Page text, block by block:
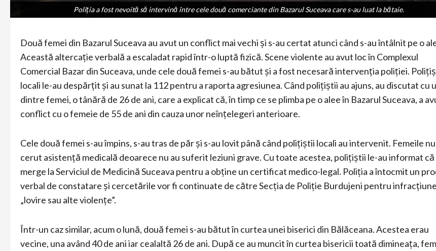
Poliția a fost nevoită să intervină între cele două comerciante din Bazarul Suceava care s-au luat la bătaie.
Poliția a fost nevoită să intervină între cele două comerciante din Bazarul Suceava care s-au luat la bătaie.
Două femei din Bazarul Suceava au avut un conflict mai vechi și s-au certat atunci când s-au întâlnit pe o
Această altercație verbală a escaladat rapid într-o luptă fizică. Scene violente au avut loc în Complexul
Comercial Bazar din Suceava, unde cele două femei s-au bătut și a fost necesară intervenția poliției.
locali le-au despărțit și au sunat la 112 pentru a raporta agresiunea. Când polițiștii au ajuns, au discutat cu
dintre femei, o tânără de 26 de ani, care a explicat că, în timp ce se plimba pe o alee în Bazarul Suceava, a
conflict cu o femeie de 55 de ani din cauza unor neînțelegeri anterioare.
Cele două femei s-au împins, s-au tras de păr și s-au lovit până când polițiștii locali au intervenit. Femeile
cerut asistență medicală deoarece nu au suferit leziuni grave. Cu toate acestea, polițiștii le-au informat
merge la Serviciul de Medicină Suceava pentru a obține un certificat medico-legal. Poliția a întocmit un
verbal de constatare și cercetările vor fi continuate de către Secția de Poliție Burdujeni pentru
„lovire sau alte violențe”.
Într-un caz similar, acum o lună, două femei s-au bătut în curtea unei biserici din Bălăceana. Acestea erau
vecine, una având 40 de ani iar cealaltă 26 de ani. După ce au muncit în curtea bisericii toată dimineața,